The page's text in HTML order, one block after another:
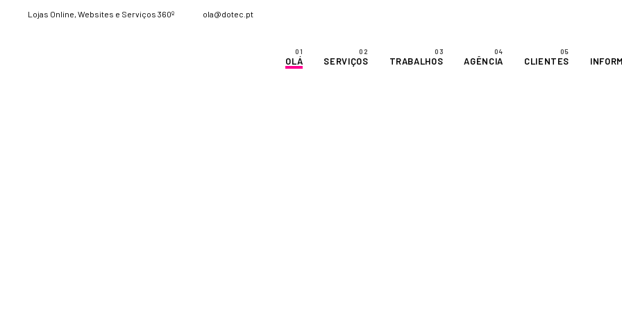
Lojas Online, Websites e Serviços 360º ola@dotec.pt
OLÁ SERVIÇOS TRABALHOS AGÊNCIA CLIENTES